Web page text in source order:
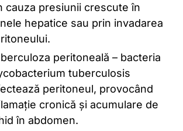
cauza presiunii crescute în
hepatice sau prin invadarea
peritoneală – bacteria
tuberculosis
peritoneul, provocând
cronică și acumulare de
în abdomen.